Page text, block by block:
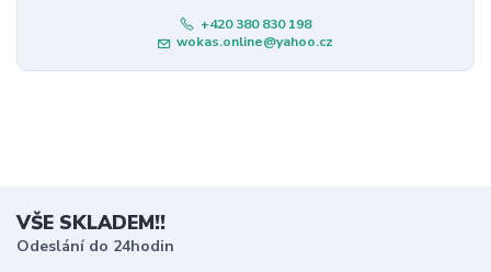
+420 380 830 198
wokas.online@yahoo.cz
VŠE SKLADEM!!
Odeslání do 24hodin